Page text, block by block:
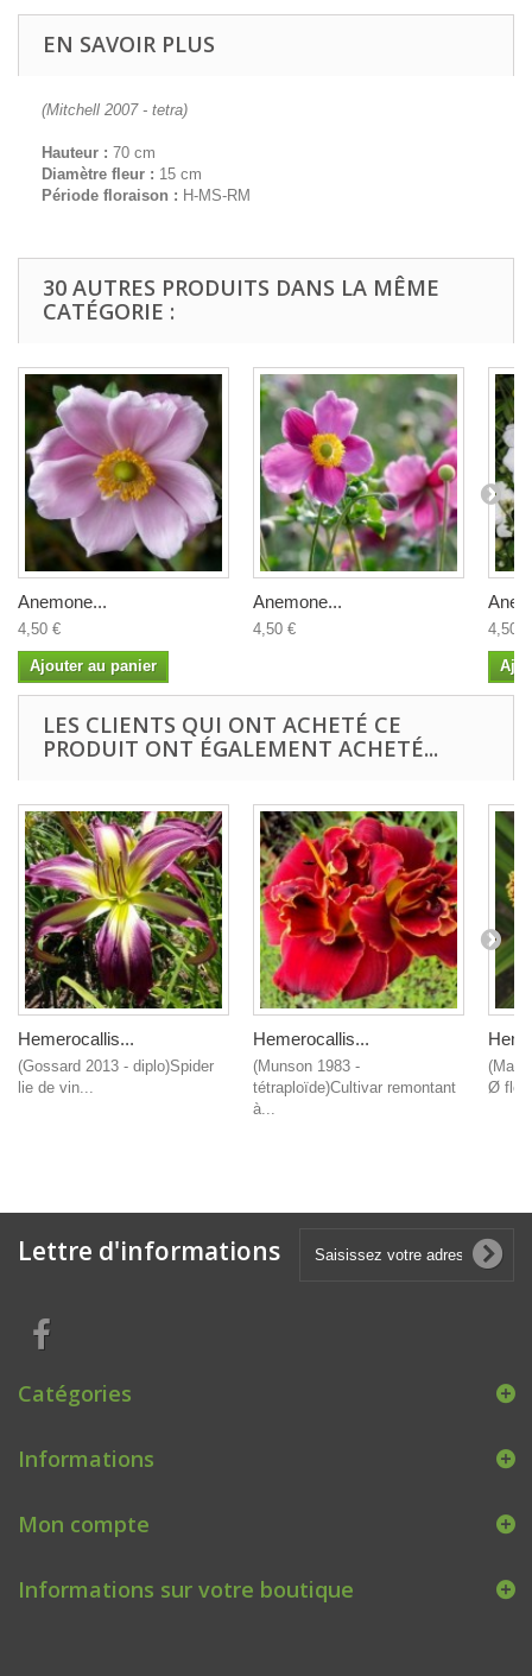
EN SAVOIR PLUS
(Mitchell 2007 - tetra)
Hauteur : 70 cm
Diamètre fleur : 15 cm
Période floraison : H-MS-RM
30 AUTRES PRODUITS DANS LA MÊME
CATÉGORIE :
Anemone...
4,50 €
Ajouter au panier
Anemone...
4,50 € 4,50 €
LES CLIENTS QUI ONT ACHETÉ CE
PRODUIT ONT ÉGALEMENT ACHETÉ...
Hemerocallis...
(Gossard 2013 - diplo)Spider
lie de vin...
Hemerocallis...
(Munson 1983 -
tétraploïde)Cultivar remontant
à...
Ø
Lettre d'informations
Catégories
Informations
Mon compte
Informations sur votre boutique